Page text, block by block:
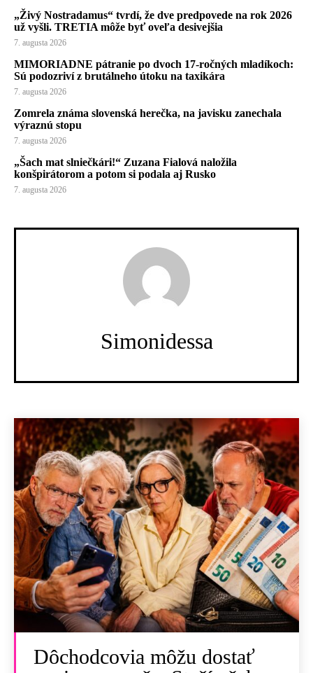
„Živý Nostradamus“ tvrdí, že dve predpovede na rok 2026
už vyšli. TRETIA môže byť oveľa desivejšia
7. augusta 2026
MIMORIADNE pátranie po dvoch 17-ročných mladíkoch:
Sú podozriví z brutálneho útoku na taxikára
7. augusta 2026
Zomrela známa slovenská herečka, na javisku zanechala
výraznú stopu
7. augusta 2026
„Šach mat slniečkári!“ Zuzana Fialová naložila
konšpirátorom a potom si podala aj Rusko
7. augusta 2026
Simonidessa
Dôchodcovia môžu dostať